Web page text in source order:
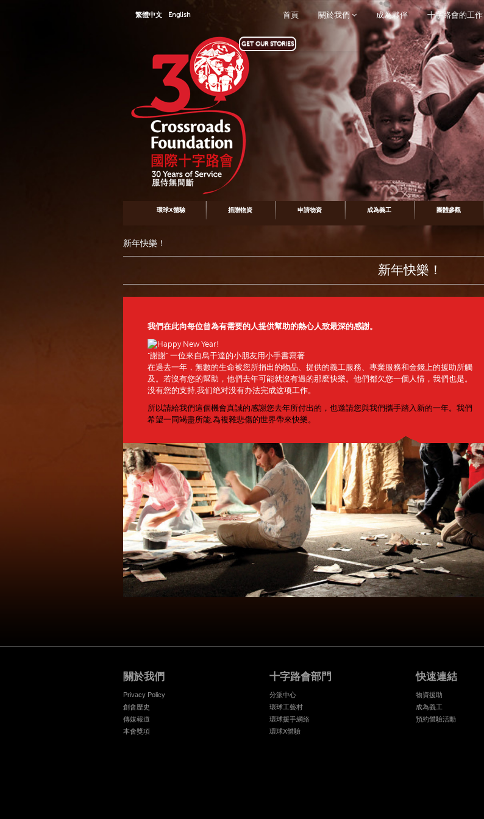
首頁 關於我們 成為夥伴 十字路會的工作
繁體中文 English
GET OUR STORIES
環球X體驗 捐贈物資 申請物資 成為義工 團體參觀
新年快樂！
新年快樂！
我們在此向每位曾為有需要的人提供幫助的熱心人致最深的感謝。
“謝謝” 一位來自烏干達的小朋友用小手書寫著
在過去一年，無數的生命被您所捐出的物品、提供的義工服務、專業服務和金錢上的援助所觸
及。若沒有您的幫助，他們去年可能就沒有過的那麽快樂。他們都欠您一個人情，我們也是。
没有您的支持,我们绝对没有办法完成这项工作。
所以請給我們這個機會真誠的感謝您去年所付出的，也邀請您與我們攜手踏入新的一年。我們
希望一同竭盡所能,為複雜悲傷的世界帶來快樂。
關於我們
Privacy Policy
創會歷史
傳媒報道
本會獎項
十字路會部門
分派中心
環球工藝村
環球援手網絡
環球X體驗
快速連結
物資援助
成為義工
預約體驗活動